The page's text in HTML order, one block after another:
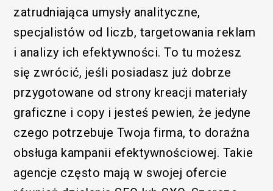
zatrudniająca umysły analityczne,
specjalistów od liczb, targetowania reklam
i analizy ich efektywności. To tu możesz
się zwrócić, jeśli posiadasz już dobrze
przygotowane od strony kreacji materiały
graficzne i copy i jesteś pewien, że jedyne
czego potrzebuje Twoja firma, to doraźna
obsługa kampanii efektywnościowej. Takie
agencje często mają w swojej ofercie